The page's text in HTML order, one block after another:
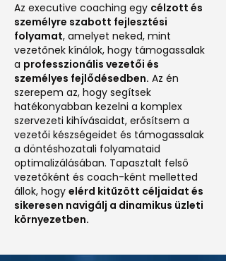
Az executive coaching egy célzott és
személyre szabott fejlesztési
folyamat, amelyet neked, mint
vezetőnek kínálok, hogy támogassalak
a professzionális vezetői és
személyes fejlődésedben. Az én
szerepem az, hogy segítsek
hatékonyabban kezelni a komplex
szervezeti kihívásaidat, erősítsem a
vezetői készségeidet és támogassalak
a döntéshozatali folyamataid
optimalizálásában. Tapasztalt felső
vezetőként és coach-ként melletted
állok, hogy elérd kitűzött céljaidat és
sikeresen navigálj a dinamikus üzleti
környezetben.